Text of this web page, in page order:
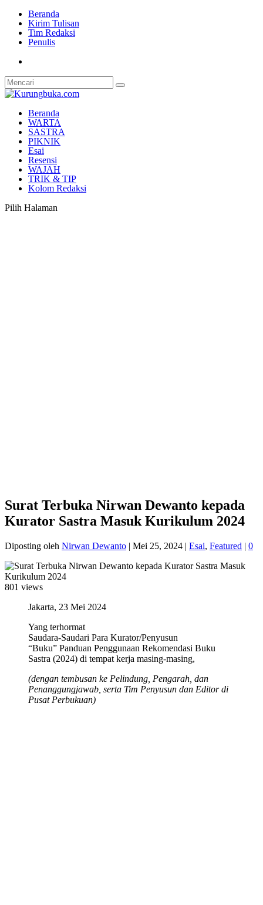
Beranda
Kirim Tulisan
Tim Redaksi
Penulis
Beranda
WARTA
SASTRA
PIKNIK
Esai
Resensi
WAJAH
TRIK & TIP
Kolom Redaksi
Pilih Halaman
Surat Terbuka Nirwan Dewanto kepada
Kurator Sastra Masuk Kurikulum 2024
Diposting oleh Nirwan Dewanto | Mei 25, 2024 | Esai, Featured | 0
801 views
Jakarta, 23 Mei 2024
Yang terhormat
Saudara-Saudari Para Kurator/Penyusun
“Buku” Panduan Penggunaan Rekomendasi Buku
Sastra (2024) di tempat kerja masing-masing,
(dengan tembusan ke Pelindung, Pengarah, dan
Penanggungjawab, serta Tim Penyusun dan Editor di
Pusat Perbukuan)